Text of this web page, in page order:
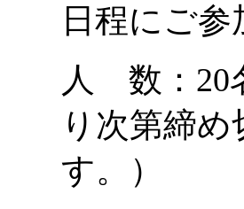
日程にご
人 数：20
り次第締
す。）